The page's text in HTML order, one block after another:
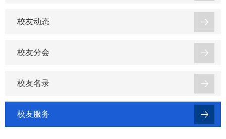
校友动态
校友分会
校友名录
校友服务